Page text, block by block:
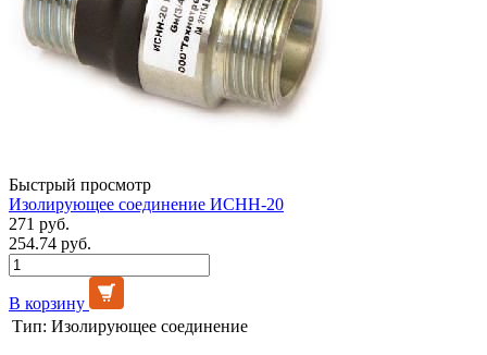
Быстрый просмотр
Изолирующее соединение ИСНН-20
271 руб.
254.74 руб.
В корзину
Тип: Изолирующее соединение